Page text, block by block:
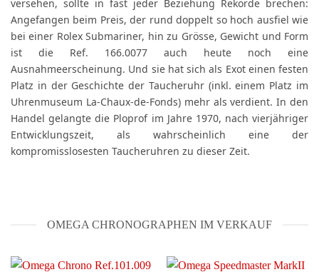
versehen, sollte in fast jeder Beziehung Rekorde brechen:
Angefangen beim Preis, der rund doppelt so hoch ausfiel wie
bei einer Rolex Submariner, hin zu Grösse, Gewicht und Form
ist die Ref. 166.0077 auch heute noch eine
Ausnahmeerscheinung. Und sie hat sich als Exot einen festen
Platz in der Geschichte der Taucheruhr (inkl. einem Platz im
Uhrenmuseum La-Chaux-de-Fonds) mehr als verdient. In den
Handel gelangte die Ploprof im Jahre 1970, nach vierjähriger
Entwicklungszeit, als wahrscheinlich eine der
kompromisslosesten Taucheruhren zu dieser Zeit.
OMEGA CHRONOGRAPHEN IM VERKAUF